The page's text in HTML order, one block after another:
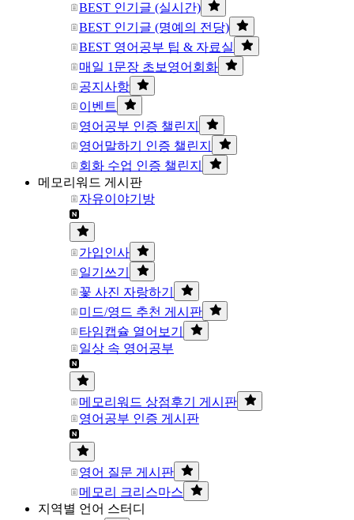
BEST 인기글 (실시간)
BEST 인기글 (명예의 전당)
BEST 영어공부 팁 & 자료실
매일 1문장 초보영어회화
공지사항
이벤트
영어공부 인증 챌린지
영어말하기 인증 챌린지
회화 수업 인증 챌린지
메모리워드 게시판
자유이야기방
가입인사
일기쓰기
꽃 사진 자랑하기
미드/영드 추천 게시판
타임캡슐 열어보기
일상 속 영어공부
메모리워드 상점후기 게시판
영어공부 인증 게시판
영어 질문 게시판
메모리 크리스마스
지역별 언어 스터디